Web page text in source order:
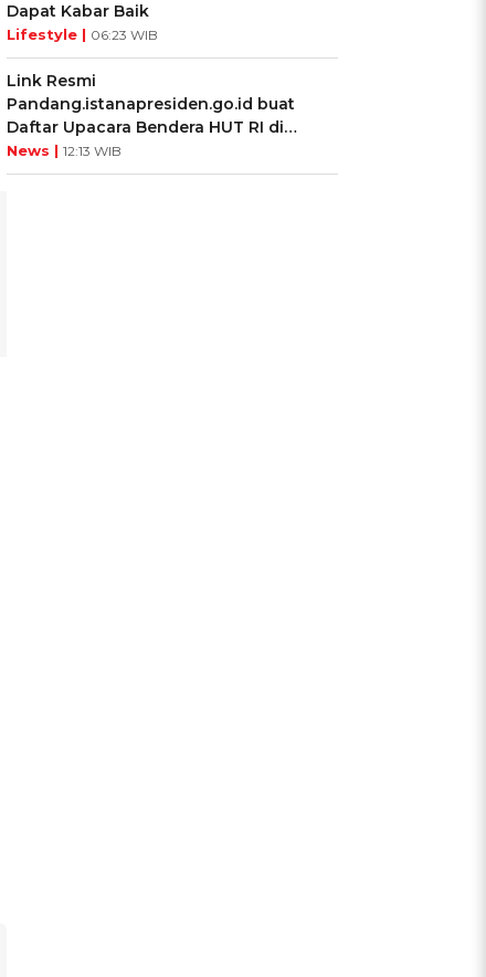
Dapat Kabar Baik
Lifestyle | 06:23 WIB
Link Resmi
Pandang.istanapresiden.go.id buat
Daftar Upacara Bendera HUT RI di
Istana Negara
News | 12:13 WIB